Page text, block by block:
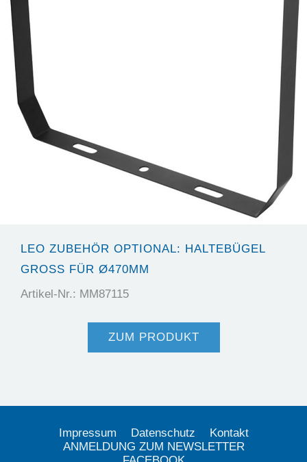
LEO ZUBEHÖR OPTIONAL: HALTEBÜGEL
GROSS FÜR Ø470MM
Artikel-Nr.: MM87115
ZUM PRODUKT
Impressum Datenschutz
Kontakt
ANMELDUNG ZUM NEWSLETTER